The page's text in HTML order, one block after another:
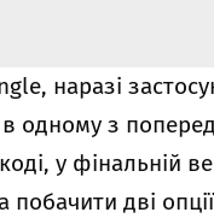
наразі
одному з
у фінальній
дві